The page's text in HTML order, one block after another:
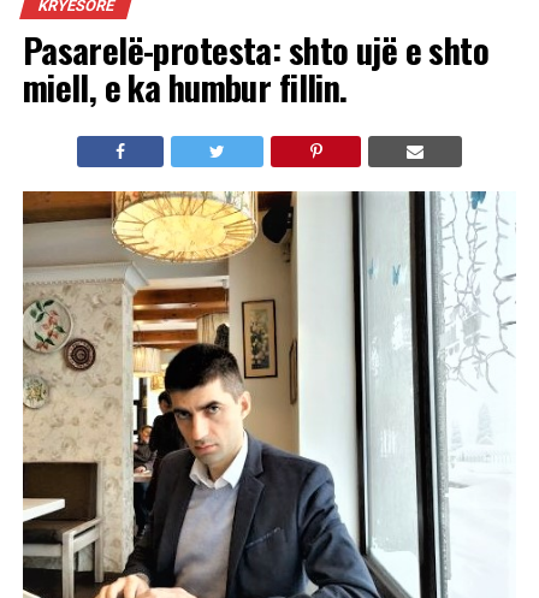
KRYESORE
Pasarelë-protesta: shto ujë e shto
miell, e ka humbur fillin.